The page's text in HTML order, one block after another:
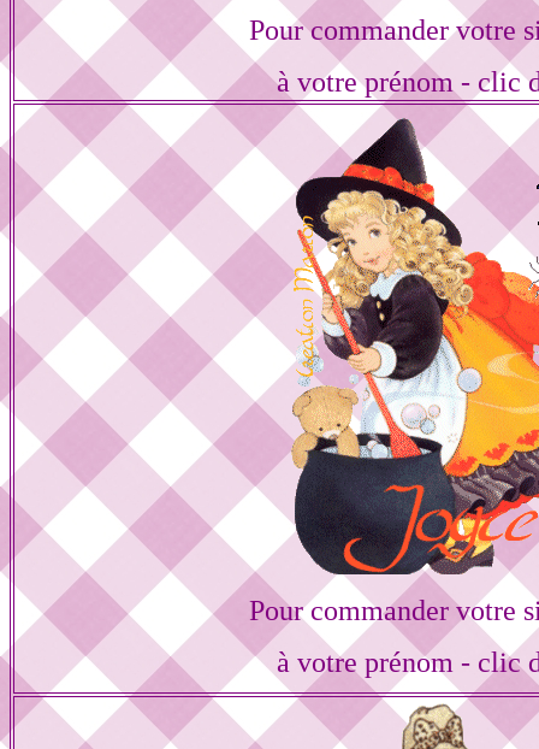
Pour commander votre
à votre prénom - clic
Pour commander votre
à votre prénom - clic